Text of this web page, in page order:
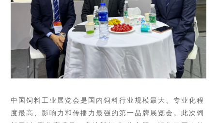
中国饲料工业展览会是国内饲料行业规模最大、专业化程
度最高、影响力和传播力最强的第一品牌展览会。此次饲